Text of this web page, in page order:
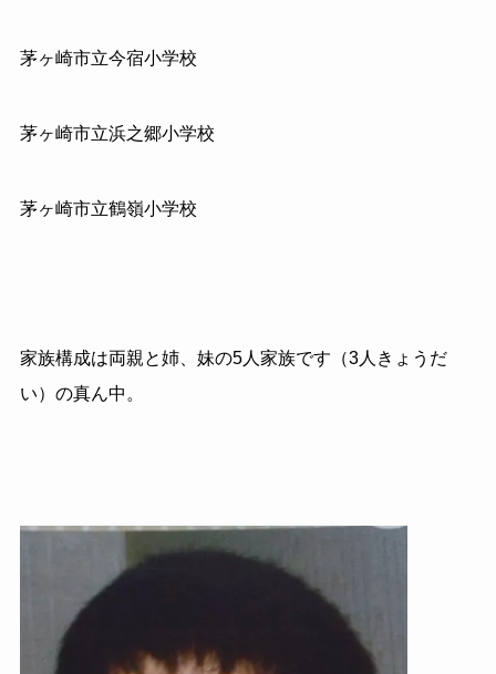
茅ヶ崎市立今宿小学校
茅ヶ崎市立浜之郷小学校
茅ヶ崎市立鶴嶺小学校
家族構成は両親と姉、妹の5人家族です（3人きょうだ
い）の真ん中。